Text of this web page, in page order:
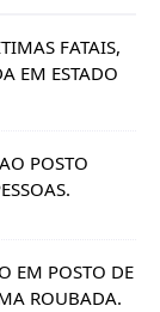
FATAIS,
EM ESTADO
POSTO
EM POSTO DE
ROUBADA.